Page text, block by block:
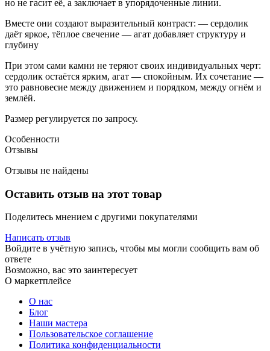
но не гасит её, а заключает в упорядоченные линии.
Вместе они создают выразительный контраст: — сердолик
даёт яркое, тёплое свечение — агат добавляет структуру и
глубину
При этом сами камни не теряют своих индивидуальных черт:
сердолик остаётся ярким, агат — спокойным. Их сочетание —
это равновесие между движением и порядком, между огнём и
землёй.
Размер регулируется по запросу.
Особенности
Отзывы
Отзывы не найдены
Оставить отзыв на этот товар
Поделитесь мнением с другими покупателями
Написать отзыв
Войдите в учётную запись, чтобы мы могли сообщить вам об
ответе
Возможно, вас это заинтересует
О маркетплейсе
О нас
Блог
Наши мастера
Пользовательское соглашение
Политика конфиденциальности